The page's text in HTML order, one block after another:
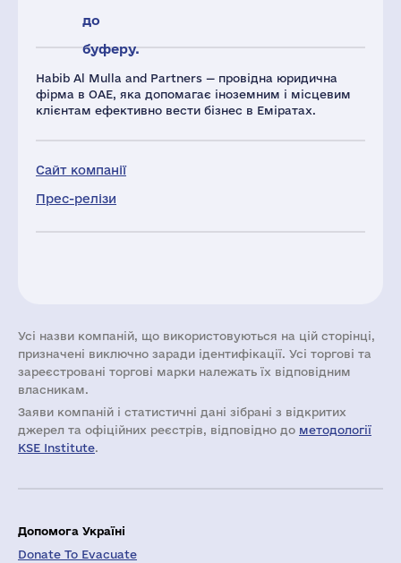
Habib Al Mulla and Partners — провідна юридична
фірма в ОАЕ, яка допомагає іноземним і місцевим
клієнтам ефективно вести бізнес в Еміратах.
Сайт компанії
Прес-релізи
до
буферу.
Усі назви компаній, що використовуються на цій сторінці,
призначені виключно заради ідентифікації. Усі торгові та
зареєстровані торгові марки належать їх відповідним
власникам.
Заяви компаній i статистичні дані зібрані з відкритих
джерел та офіційних реєстрів, відповідно до методології
KSE Institute.
Допомога Україні
Donate To Evacuate